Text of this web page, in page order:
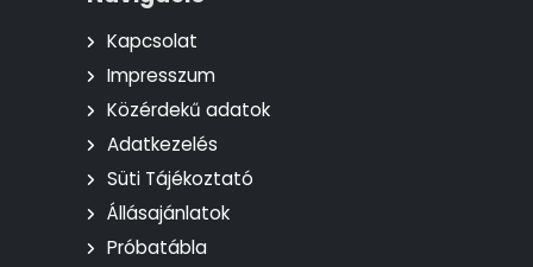
Kapcsolat
Impresszum
Közérdekű adatok
Adatkezelés
Süti Tájékoztató
Állásajánlatok
Próbatábla